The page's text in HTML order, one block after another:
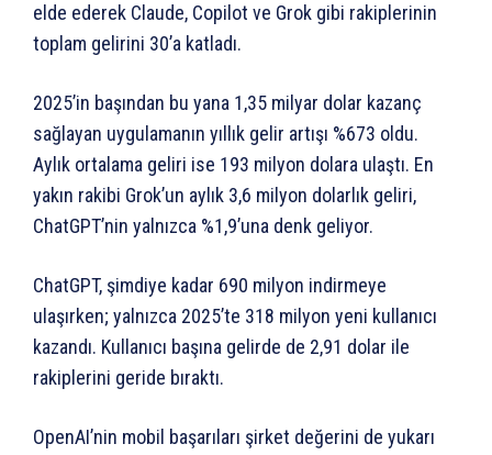
elde ederek Claude, Copilot ve Grok gibi rakiplerinin
toplam gelirini 30’a katladı.
2025’in başından bu yana 1,35 milyar dolar kazanç
sağlayan uygulamanın yıllık gelir artışı %673 oldu.
Aylık ortalama geliri ise 193 milyon dolara ulaştı. En
yakın rakibi Grok’un aylık 3,6 milyon dolarlık geliri,
ChatGPT’nin yalnızca %1,9’una denk geliyor.
ChatGPT, şimdiye kadar 690 milyon indirmeye
ulaşırken; yalnızca 2025’te 318 milyon yeni kullanıcı
kazandı. Kullanıcı başına gelirde de 2,91 dolar ile
rakiplerini geride bıraktı.
OpenAI’nin mobil başarıları şirket değerini de yukarı